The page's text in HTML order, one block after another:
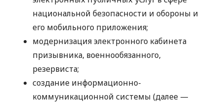
национальной безопасности и обороны и
его мобильного приложения;
модернизация электронного кабинета
призывника, военнообязанного,
резервиста;
создание информационно-
коммуникационной системы (далее —